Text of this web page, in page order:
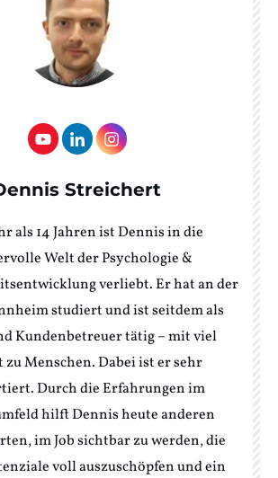
Streichert
als 14 Jahren ist Dennis in die
Welt der Psychologie &
verliebt. Er hat an der
studiert und ist seitdem als
Kundenbetreuer tätig – mit viel
zu Menschen. Dabei ist er sehr
Durch die Erfahrungen im
hilft Dennis heute anderen
im Job sichtbar zu werden, die
voll auszuschöpfen und ein